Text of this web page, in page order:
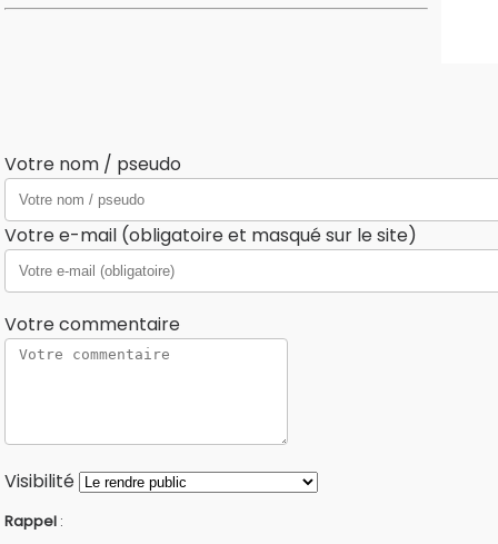
Votre nom / pseudo
Votre e-mail (obligatoire et masqué sur le site)
Votre commentaire
Visibilité
Rappel :